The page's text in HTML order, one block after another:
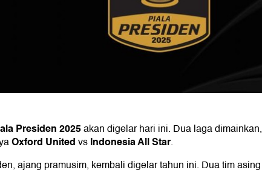
Presiden 2025akan digelar hari ini. Dua laga dimainkan,
Oxford UnitedvsIndonesia All Star.
ajang pramusim, kembali digelar tahun ini. Dua tim asing